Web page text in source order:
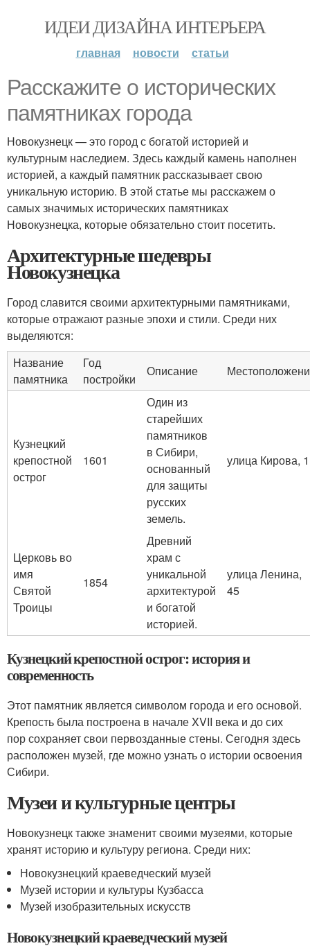
ИДЕИ ДИЗАЙНА ИНТЕРЬЕРА
главная новости статьи
Расскажите о исторических
памятниках города
Новокузнецк — это город с богатой историей и
культурным наследием. Здесь каждый камень наполнен
историей, а каждый памятник рассказывает свою
уникальную историю. В этой статье мы расскажем о
самых значимых исторических памятниках
Новокузнецка, которые обязательно стоит посетить.
Архитектурные шедевры
Новокузнецка
Город славится своими архитектурными памятниками,
которые отражают разные эпохи и стили. Среди них
выделяются:
Название
памятника
Год
постройки
Описание
Кузнецкий
крепостной
острог
1601
Один из
старейших
памятников
в Сибири,
основанный
для защиты
русских
земель.
улица Кирова, 1
Церковь во
имя
Святой
Троицы
1854
Древний
храм с
уникальной
архитектурой
и богатой
историей.
улица Ленина,
45
Кузнецкий крепостной острог: история и
современность
Этот памятник является символом города и его основой.
Крепость была построена в начале XVII века и до сих
пор сохраняет свои первозданные стены. Сегодня здесь
расположен музей, где можно узнать о истории освоения
Сибири.
Музеи и культурные центры
Новокузнецк также знаменит своими музеями, которые
хранят историю и культуру региона. Среди них:
Новокузнецкий краеведческий музей
Музей истории и культуры Кузбасса
Музей изобразительных искусств
Новокузнецкий краеведческий музей